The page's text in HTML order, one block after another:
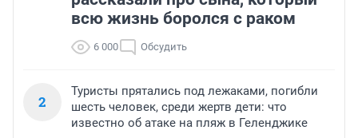
всю жизнь боролся с раком
6 000 Обсудить
2
Туристы прятались под лежаками, погибли
шесть человек, среди жертв дети: что
известно об атаке на пляж в Геленджике